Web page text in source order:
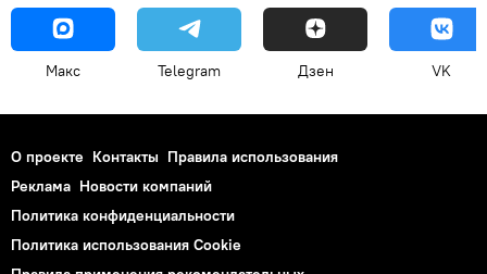
Макс Telegram Дзен VK
О проекте Контакты Правила использования
Реклама Новости компаний
Политика конфиденциальности
Политика использования Cookie